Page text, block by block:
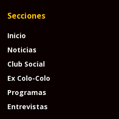
Secciones
Inicio
Noticias
Club Social
Ex Colo-Colo
Programas
Entrevistas